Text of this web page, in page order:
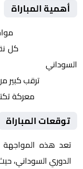
أهمية المباراة
كل
السوداني
ترقب كبير
معركة
توقعات المباراة
تعد هذه المواجهة
الدوري السوداني،